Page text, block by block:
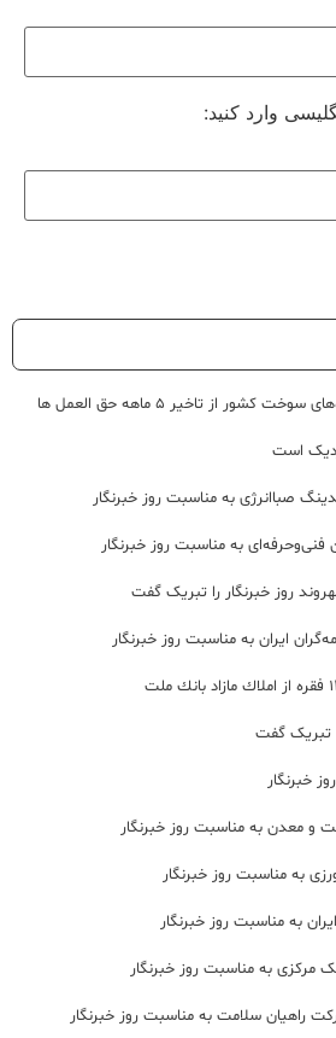
وارد کنید:
از تاخیر ۵ ماهه حق العمل ها
است
صباانرژی به مناسبت روز خبرنگار
به مناسبت روز خبرنگار
روز خبرنگار را تبریک گفت
ایران به مناسبت روز خبرنگار
تبریک گفت
خبرنگار
و معدن به مناسبت روز خبرنگار
به مناسبت روز خبرنگار
به مناسبت روز خبرنگار
مرکزی به مناسبت روز خبرنگار
راهیان سلامت به مناسبت روز خبرنگار